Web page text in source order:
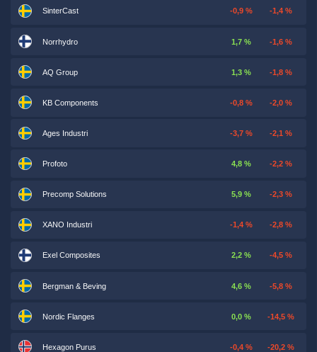
SinterCast -0,9 % -1,4 %
Norrhydro 1,7 % -1,6 %
AQ Group 1,3 % -1,8 %
KB Components -0,8 % -2,0 %
Ages Industri -3,7 % -2,1 %
Profoto 4,8 % -2,2 %
Precomp Solutions 5,9 % -2,3 %
XANO Industri -1,4 % -2,8 %
Exel Composites 2,2 % -4,5 %
Bergman & Beving 4,6 % -5,8 %
Nordic Flanges 0,0 % -14,5 %
Hexagon Purus -0,4 % -20,2 %